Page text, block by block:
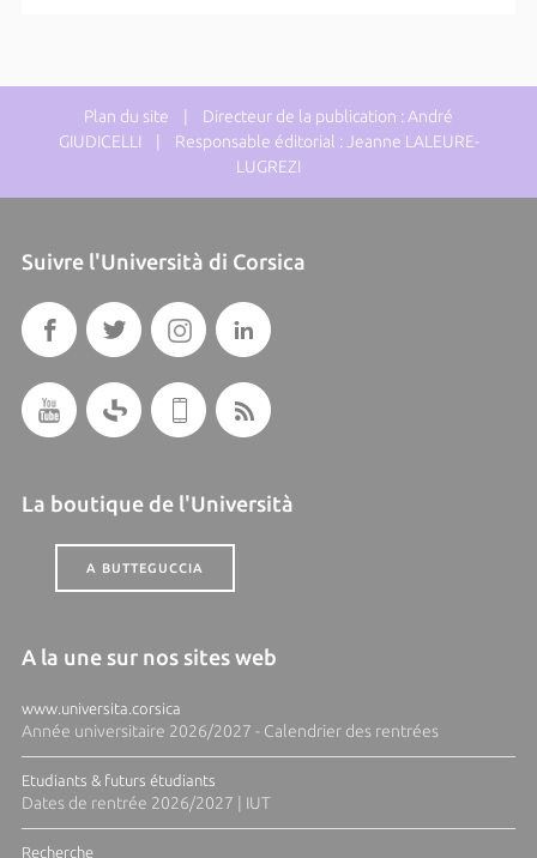
Plan du site | Directeur de la publication : André
GIUDICELLI | Responsable éditorial : Jeanne LALEURE-
LUGREZI
Suivre l'Università di Corsica
La boutique de l'Università
A BUTTEGUCCIA
A la une sur nos sites web
www.universita.corsica
Année universitaire 2026/2027 - Calendrier des rentrées
Etudiants & futurs étudiants
Dates de rentrée 2026/2027 | IUT
Recherche